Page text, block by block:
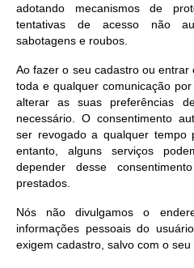
adotando mecanismos de
tentativas de acesso não
sabotagens e roubos.
Ao fazer o seu cadastro ou
toda e qualquer comunicação
alterar as suas preferências
necessário. O consentimento
ser revogado a qualquer tempo
entanto, alguns serviços
depender desse
prestados.
Nós não divulgamos o
informações pessoais do
exigem cadastro, salvo com o